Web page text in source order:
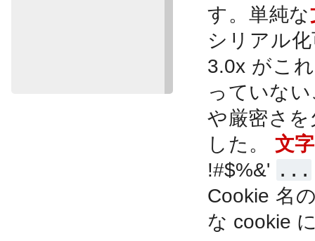
す。単純な
シリアル
3.0x がこ
っていな
や厳密さ
した。 文字
!#$%&' ...
Cookie 名
な cookie